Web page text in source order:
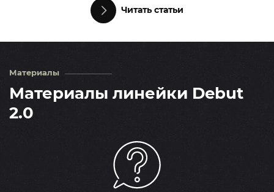
Читать статьи
Материалы
Материалы линейки Debut
2.0